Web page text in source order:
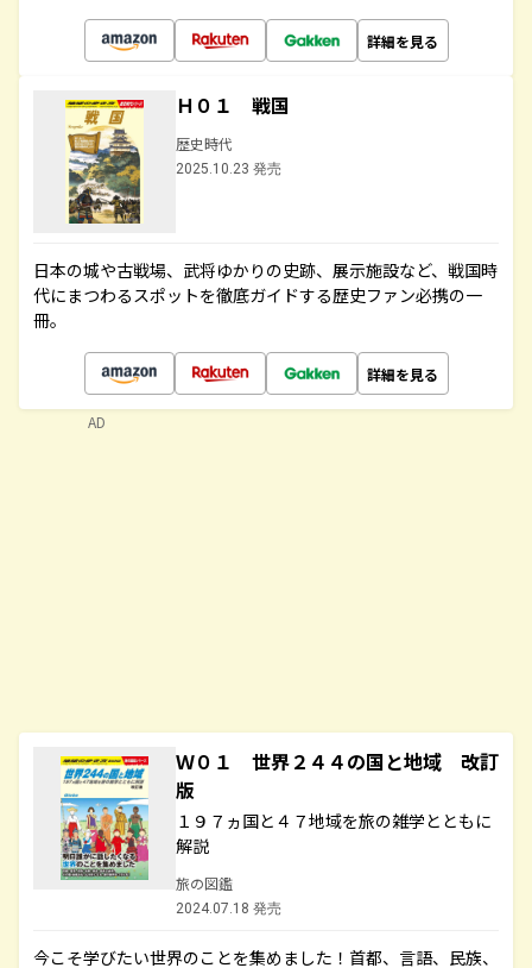
詳細を見る
Ｈ０１ 戦国
歴史時代
2025.10.23 発売
日本の城や古戦場、武将ゆかりの史跡、展示施設など、戦国時
代にまつわるスポットを徹底ガイドする歴史ファン必携の一
冊。
詳細を見る
Ｗ０１ 世界２４４の国と地域 改訂
版
１９７ヵ国と４７地域を旅の雑学とともに
解説
旅の図鑑
2024.07.18 発売
今こそ学びたい世界のことを集めました！首都、言語、民族、
AD